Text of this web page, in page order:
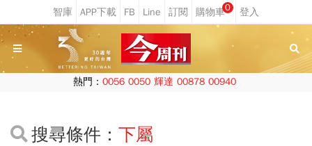
0
熱門： 0056 0050 輝達 00878 00940
搜尋條件： 下屬